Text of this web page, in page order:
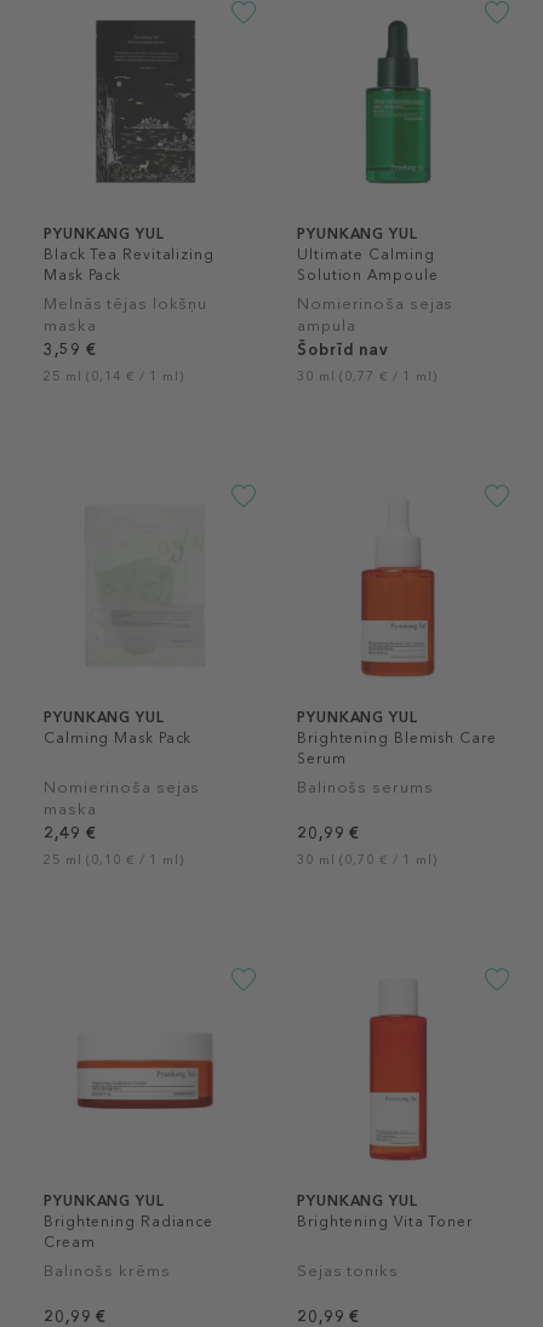
PYUNKANG YUL
Black Tea Revitalizing
Mask Pack
Melnās tējas lokšņu
maska
3,59 €
25 ml (0,14 € / 1 ml)
PYUNKANG YUL
Ultimate Calming
Solution Ampoule
Nomierinoša sejas
ampula
Šobrīd nav
30 ml (0,77 € / 1 ml)
PYUNKANG YUL
Calming Mask Pack
Nomierinoša sejas
maska
2,49 €
25 ml (0,10 € / 1 ml)
PYUNKANG YUL
Brightening Blemish Care
Serum
Balinošs serums
20,99 €
30 ml (0,70 € / 1 ml)
PYUNKANG YUL
Brightening Radiance
Cream
Balinošs krēms
20,99 €
PYUNKANG YUL
Brightening Vita Toner
Sejas toniks
20,99 €